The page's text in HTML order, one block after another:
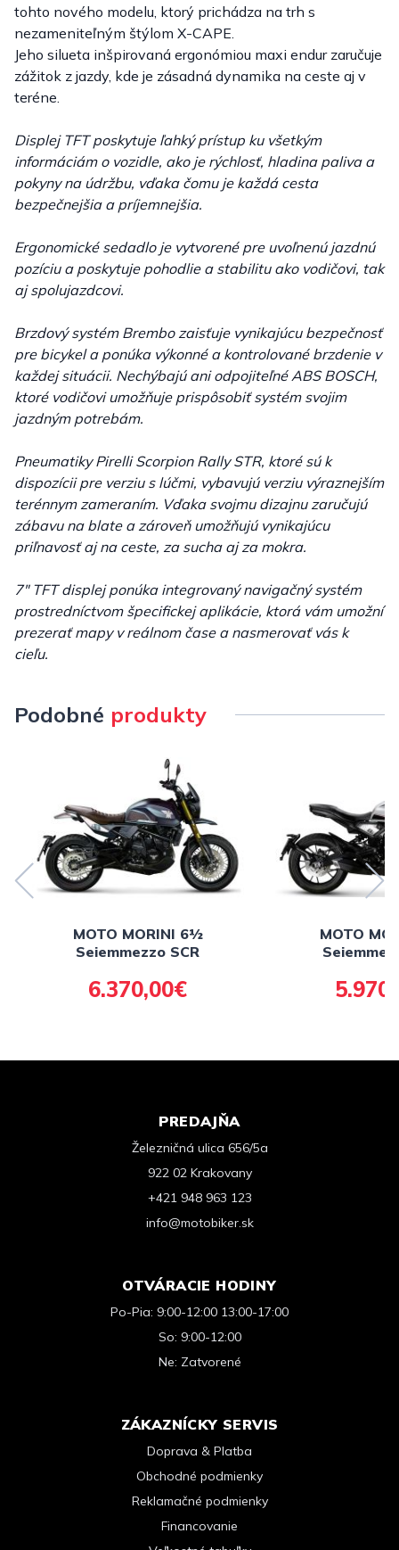
tohto nového modelu, ktorý prichádza na trh s
nezameniteľným štýlom X-CAPE.
Jeho silueta inšpirovaná ergonómiou maxi endur zaručuje
zážitok z jazdy, kde je zásadná dynamika na ceste aj v
teréne.
Displej TFT poskytuje ľahký prístup ku všetkým
informáciám o vozidle, ako je rýchlosť, hladina paliva a
pokyny na údržbu, vďaka čomu je každá cesta
bezpečnejšia a príjemnejšia.
Ergonomické sedadlo je vytvorené pre uvoľnenú jazdnú
pozíciu a poskytuje pohodlie a stabilitu ako vodičovi, tak
aj spolujazdcovi.
Brzdový systém Brembo zaisťuje vynikajúcu bezpečnosť
pre bicykel a ponúka výkonné a kontrolované brzdenie v
každej situácii. Nechýbajú ani odpojiteľné ABS BOSCH,
ktoré vodičovi umožňuje prispôsobiť systém svojim
jazdným potrebám.
Pneumatiky Pirelli Scorpion Rally STR, ktoré sú k
dispozícii pre verziu s lúčmi, vybavujú verziu výraznejším
terénnym zameraním. Vďaka svojmu dizajnu zaručujú
zábavu na blate a zároveň umožňujú vynikajúcu
priľnavosť aj na ceste, za sucha aj za mokra.
7" TFT displej ponúka integrovaný navigačný systém
prostredníctvom špecifickej aplikácie, ktorá vám umožní
prezerať mapy v reálnom čase a nasmerovať vás k
cieľu.
Podobné produkty
MOTO MORINI 6½
Seiemmezzo SCR
6.370,00€
MOTO
PREDAJŇA
Železničná ulica 656/5a
922 02 Krakovany
+421 948 963 123
info@motobiker.sk
OTVÁRACIE HODINY
Po-Pia: 9:00-12:00 13:00-17:00
So: 9:00-12:00
Ne: Zatvorené
ZÁKAZNÍCKY SERVIS
Doprava & Platba
Obchodné podmienky
Reklamačné podmienky
Financovanie